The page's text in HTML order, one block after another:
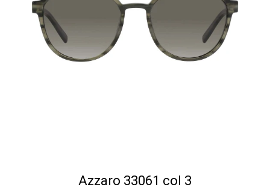
Azzaro 33061 col 3